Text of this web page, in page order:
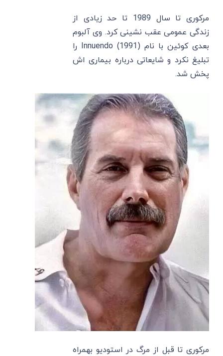
مرکوری تا سال 1989 تا حد زیادی از
زندگی عمومی عقب نشینی کرد. وی آلبوم
بعدی کوئین با نام Innuendo (1991) را
تبلیغ نکرد و شایعاتی درباره بیماری اش
پخش شد.
مرکوری تا قبل از مرگ در استودیو بهمراه